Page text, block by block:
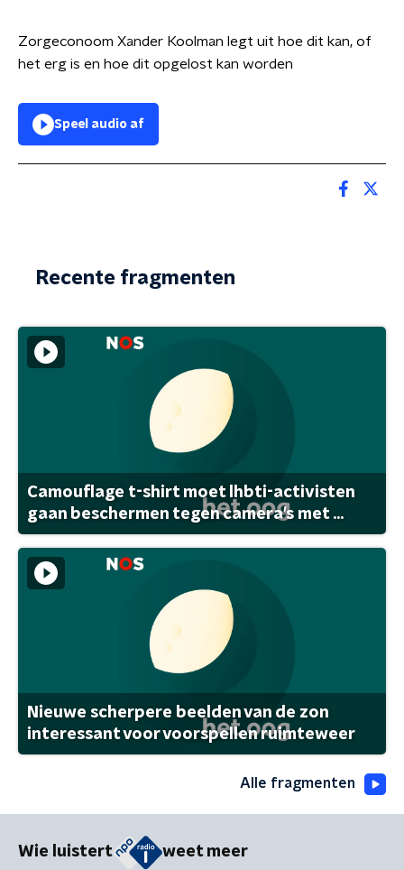
Zorgeconoom Xander Koolman legt uit hoe dit kan, of
het erg is en hoe dit opgelost kan worden
Speel audio af
Recente fragmenten
Camouflage t-shirt moet lhbti-activisten
gaan beschermen tegen camera's met ...
Nieuwe scherpere beelden van de zon
interessant voor voorspellen ruimteweer
Alle fragmenten
Wie luistert weet meer